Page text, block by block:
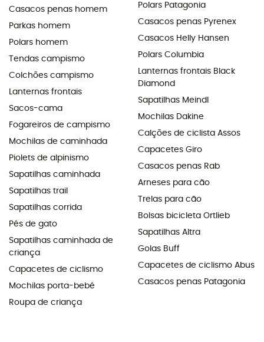
Casacos penas homem
Parkas homem
Polars homem
Tendas campismo
Colchões campismo
Lanternas frontais
Sacos-cama
Fogareiros de campismo
Mochilas de caminhada
Piolets de alpinismo
Sapatilhas caminhada
Sapatilhas trail
Sapatilhas corrida
Pés de gato
Sapatilhas caminhada de
criança
Capacetes de ciclismo
Mochilas porta-bebé
Roupa de criança
Polars Patagonia
Casacos penas Pyrenex
Casacos Helly Hansen
Polars Columbia
Lanternas frontais Black
Diamond
Sapatilhas Meindl
Mochilas Dakine
Calções de ciclista Assos
Capacetes Giro
Casacos penas Rab
Arneses para cão
Trelas para cão
Bolsas bicicleta Ortlieb
Sapatilhas Altra
Golas Buff
Capacetes de ciclismo Abus
Casacos penas Patagonia